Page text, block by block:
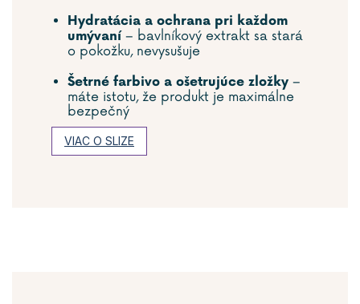
Hydratácia a ochrana pri každom
umývaní– bavlníkový extrakt sa stará
o pokožku, nevysušuje
Šetrné farbivo a ošetrujúce zložky –
máte istotu, že produkt je maximálne
bezpečný
VIAC O SLIZE